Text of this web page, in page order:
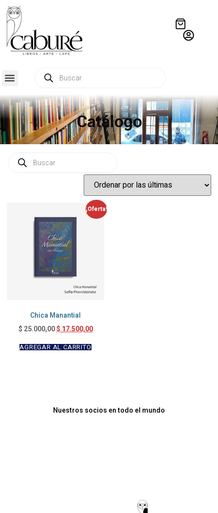
Catálogo
¡Oferta!
Chica Manantial
$ 25.000,00$17.500,00
AGREGAR AL CARRITO
Nuestros socios en todo el mundo